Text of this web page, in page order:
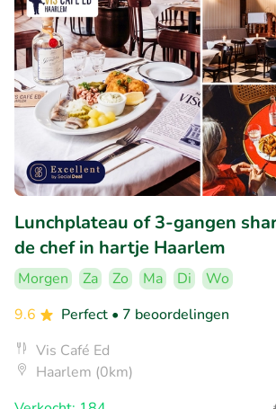
Lunchplateau of 3-gangen
de chef in hartje Haarlem
Morgen Za Zo Ma Di
Wo
9.6
Perfect • 7 beoordelingen
Vis Café Ed
Haarlem (0km)